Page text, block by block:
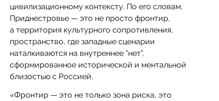
цивилизационному контексту. По его словам,
Приднестровье — это не просто фронтир,
а территория культурного сопротивления,
пространство, где западные сценарии
наталкиваются на внутреннее “нет”,
сформированное исторической и ментальной
близостью с Россией.
«Фронтир — это не только зона риска, это